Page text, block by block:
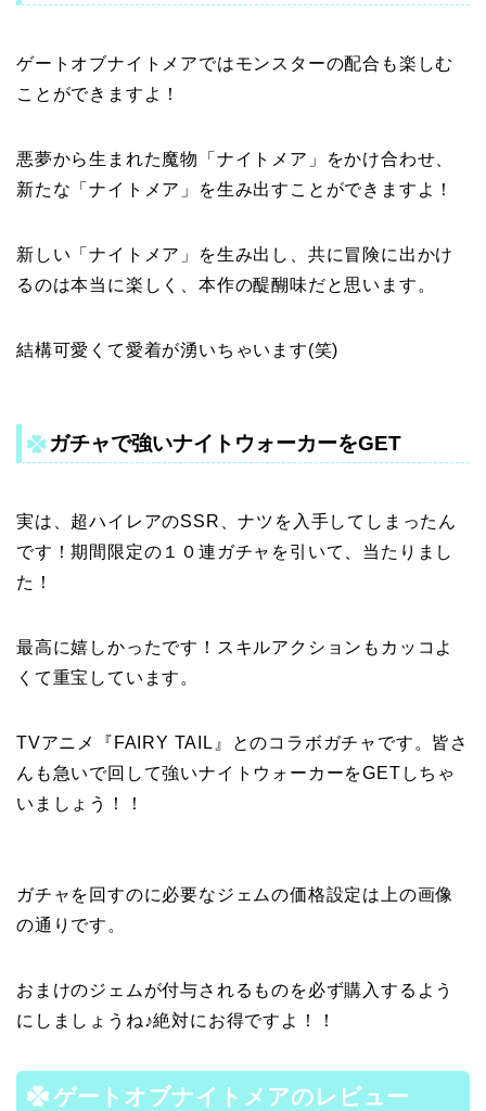
ゲートオブナイトメアではモンスターの配合も楽しむ
ことができますよ！
悪夢から生まれた魔物「ナイトメア」をかけ合わせ、
新たな「ナイトメア」を生み出すことができますよ！
新しい「ナイトメア」を生み出し、共に冒険に出かけ
るのは本当に楽しく、本作の醍醐味だと思います。
結構可愛くて愛着が湧いちゃいます(笑)
ガチャで強いナイトウォーカーをGET
実は、超ハイレアのSSR、ナツを入手してしまったん
です！期間限定の１０連ガチャを引いて、当たりまし
た！
最高に嬉しかったです！スキルアクションもカッコよ
くて重宝しています。
TVアニメ『FAIRY TAIL』とのコラボガチャです。皆さ
んも急いで回して強いナイトウォーカーをGETしちゃ
いましょう！！
ガチャを回すのに必要なジェムの価格設定は上の画像
の通りです。
おまけのジェムが付与されるものを必ず購入するよう
にしましょうね♪絶対にお得ですよ！！
ゲートオブナイトメアのレビュー